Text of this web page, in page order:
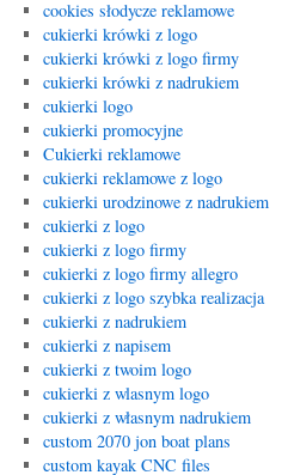
cookies słodycze reklamowe
cukierki krówki z logo
cukierki krówki z logo firmy
cukierki krówki z nadrukiem
cukierki logo
cukierki promocyjne
Cukierki reklamowe
cukierki reklamowe z logo
cukierki urodzinowe z nadrukiem
cukierki z logo
cukierki z logo firmy
cukierki z logo firmy allegro
cukierki z logo szybka realizacja
cukierki z nadrukiem
cukierki z napisem
cukierki z twoim logo
cukierki z wlasnym logo
cukierki z własnym nadrukiem
custom 2070 jon boat plans
custom kayak CNC files